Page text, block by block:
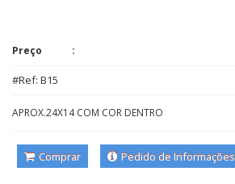
Preço
#Ref: B15
APROX.24X14 COM COR DENTRO
Comprar Pedido de Informações